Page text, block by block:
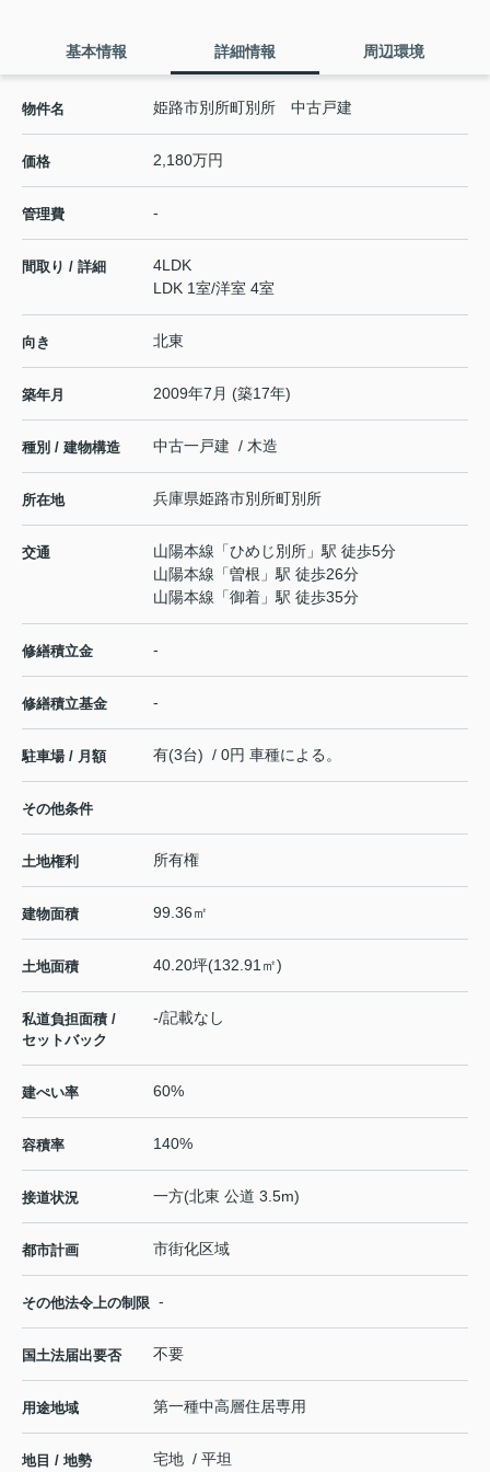
基本情報 詳細情報 周辺環境
物件名 姫路市別所町別所 中古戸建
価格 2,180万円
管理費 -
間取り / 詳細
4LDK
LDK 1室/洋室 4室
向き 北東
築年月 2009年7月 (築17年)
種別 / 建物構造 中古一戸建 / 木造
所在地 兵庫県姫路市別所町別所
交通 山陽本線 「ひめじ別所 」駅 徒歩5分
山陽本線 「曽根 」駅 徒歩26分
山陽本線 「御着 」駅 徒歩35分
修繕積立金 -
修繕積立基金 -
駐車場 / 月額 有(3台) / 0円 車種による。
その他条件
土地権利 所有権
建物面積 99.36㎡
土地面積 40.20坪(132.91㎡)
私道負担面積 /
セットバック
-/記載なし
建ぺい率 60%
容積率 140%
接道状況 一方(北東 公道 3.5m)
都市計画 市街化区域
その他法令上の制限 -
国土法届出要否 不要
用途地域 第一種中高層住居専用
地目 / 地勢 宅地 / 平坦